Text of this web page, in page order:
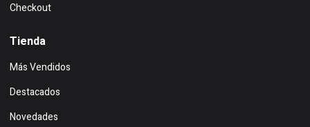
Checkout
Tienda
Más Vendidos
Destacados
Novedades